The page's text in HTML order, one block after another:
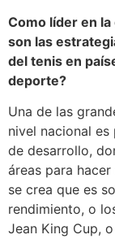
Como líder en
son las
del tenis en
deporte?
Una de las
nivel nacional
de desarrollo,
áreas para
se crea que es
rendimiento, o
Jean King Cup,